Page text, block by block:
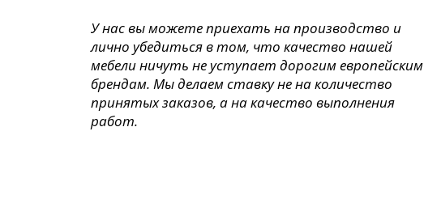
У нас вы можете приехать на производство и
лично убедиться в том, что качество нашей
мебели ничуть не уступает дорогим европейским
брендам. Мы делаем ставку не на количество
принятых заказов, а на качество выполнения
работ.